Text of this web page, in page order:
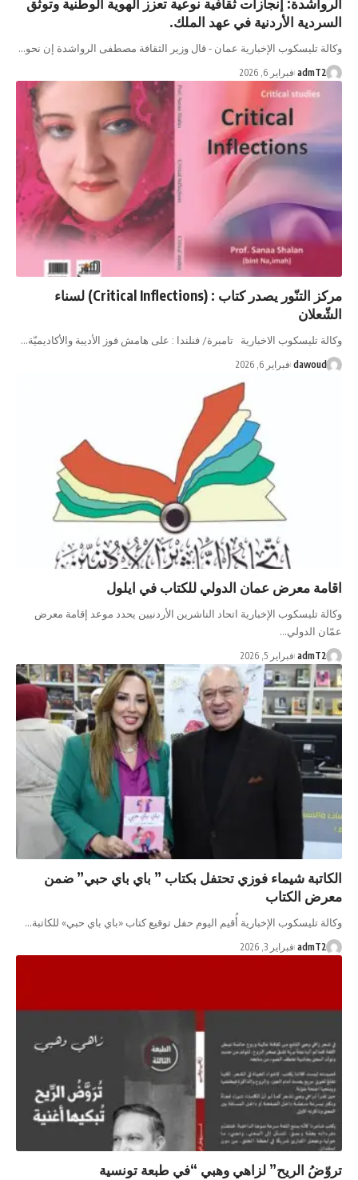
السردية الأردنية في عهد الملك.
وكالة تليسكوب الإخبارية عمان - قال وزير الثقافة مصطفى الرواشدة إن نحو…
admT2 فبراير 6, 2026
مركز التنّور يصدر كتاب : (Critical Inflections) لسناء
الشّعلان
وكالة تليسكوب الاخبارية تامبرة/ فنلندا : على هامش فوز الأديبة والأكاديميّة…
dawoud فبراير 6, 2026
اقامة معرض عمان الدولي للكتاب في ايلول
وكالة تليسكوب الإخبارية اتحاد الناشرين الأردنيين يحدد موعد إقامة معرض
عمّان الدولي…
admT2 فبراير 5, 2026
الكاتبة شيماء فوزي تحتفل بكتاب ” باي باي حبي” ضمن
معرض الكتاب
وكالة تليسكوب الإخبارية أُقيم اليوم حفل توقيع كتاب «باي باي حبي» للكاتبة…
admT2 فبراير 3, 2026
تروّضُ الريح” لزاهي وهبي “في طبعة تونسية